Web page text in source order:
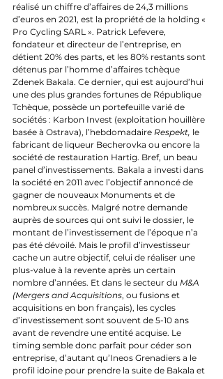
réalisé un chiffre d’affaires de 24,3 millions
d’euros en 2021, est la propriété de la holding «
Pro Cycling SARL ». Patrick Lefevere,
fondateur et directeur de l’entreprise, en
détient 20% des parts, et les 80% restants sont
détenus par l’homme d’affaires tchèque
Zdenek Bakala. Ce dernier, qui est aujourd’hui
une des plus grandes fortunes de République
Tchèque, possède un portefeuille varié de
sociétés : Karbon Invest (exploitation houillère
basée à Ostrava), l’hebdomadaire Respekt, le
fabricant de liqueur Becherovka ou encore la
société de restauration Hartig. Bref, un beau
panel d’investissements. Bakala a investi dans
la société en 2011 avec l’objectif annoncé de
gagner de nouveaux Monuments et de
nombreux succès. Malgré notre demande
auprès de sources qui ont suivi le dossier, le
montant de l’investissement de l’époque n’a
pas été dévoilé. Mais le profil d’investisseur
cache un autre objectif, celui de réaliser une
plus-value à la revente après un certain
nombre d’années. Et dans le secteur du M&A
(Mergers and Acquisitions, ou fusions et
acquisitions en bon français), les cycles
d’investissement sont souvent de 5-10 ans
avant de revendre une entité acquise. Le
timing semble donc parfait pour céder son
entreprise, d’autant qu’Ineos Grenadiers a le
profil idoine pour prendre la suite de Bakala et